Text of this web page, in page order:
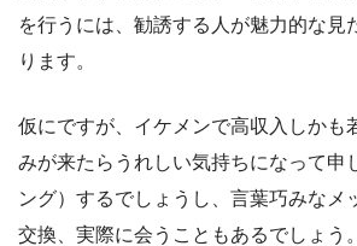
を行うには、勧誘する人が魅力的な見
ります。
仮にですが、イケメンで高収入しかも
みが来たらうれしい気持ちになって申
ング）するでしょうし、言葉巧みなメ
交換、実際に会うこともあるでしょう。